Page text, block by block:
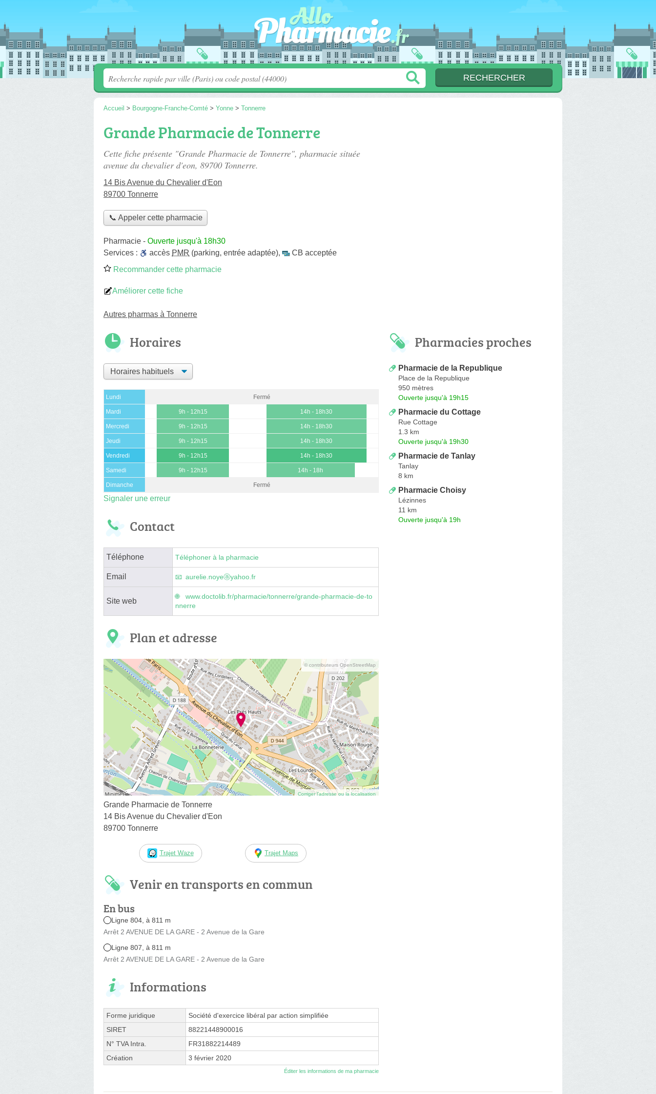
Accueil > Bourgogne-Franche-Comté > Yonne > Tonnerre
Grande Pharmacie de Tonnerre
Cette fiche présente "Grande Pharmacie de Tonnerre", pharmacie située
avenue du chevalier d'eon, 89700 Tonnerre.
14 Bis Avenue du Chevalier d'Eon
89700 Tonnerre
📞 Appeler cette pharmacie
Pharmacie - Ouverte jusqu'à 18h30
Services :
accès PMR (parking, entrée adaptée),
CB acceptée
Recommander cette pharmacie
Améliorer cette fiche
Autres pharmas à Tonnerre
Horaires
Lundi Fermé
Mardi 9h - 12h15 14h - 18h30
Mercredi 9h - 12h15 14h - 18h30
Jeudi 9h - 12h15 14h - 18h30
Vendredi 9h - 12h15 14h - 18h30
Samedi 9h - 12h15 14h - 18h
Dimanche Fermé
Signaler une erreur
Contact
Téléphone Téléphoner à la pharmacie
Email aurelie.noyeⓐyahoo.fr
Site web
www.doctolib.fr/pharmacie/tonnerre/grande-pharmacie-de-to
nnerre
Plan et adresse
© contributeurs OpenStreetMap
Corriger l’adresse ou la localisation
Grande Pharmacie de Tonnerre
14 Bis Avenue du Chevalier d'Eon
89700 Tonnerre
Trajet Waze Trajet Maps
Venir en transports en commun
En bus
Ligne 804, à 811 m
Arrêt 2 AVENUE DE LA GARE - 2 Avenue de la Gare
Ligne 807, à 811 m
Arrêt 2 AVENUE DE LA GARE - 2 Avenue de la Gare
Informations
Forme juridique
Société d'exercice libéral par action simplifiée
SIRET
88221448900016
N° TVA Intra.
FR31882214489
Création
3 février 2020
Éditer les informations de ma pharmacie
Pharmacies proches
Pharmacie de la Republique
Place de la Republique
950 mètres
Ouverte jusqu'à 19h15
Pharmacie du Cottage
Rue Cottage
1.3 km
Ouverte jusqu'à 19h30
Pharmacie de Tanlay
Tanlay
8 km
Pharmacie Choisy
Lézinnes
11 km
Ouverte jusqu'à 19h